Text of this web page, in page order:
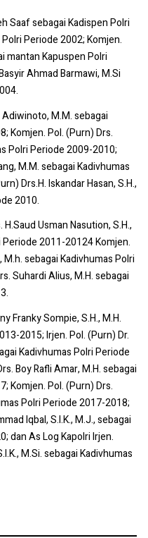
Saaf sebagai Kadispen Polri
Periode 2002; Komjen.
mantan Kapuspen Polri
Ahmad Barmawi, M.Si
M.M. sebagai
Komjen. Pol. (Purn) Drs.
Polri Periode 2009-2010;
M.M. sebagai Kadivhumas
Drs.H. Iskandar Hasan, S.H.,
2010.
Usman Nasution, S.H.,
Periode 2011-20124 Komjen.
sebagai Kadivhumas Polri
Suhardi Alius, M.H. sebagai
Franky Sompie, S.H., M.H.
2015; Irjen. Pol. (Purn) Dr.
Kadivhumas Polri Periode
Boy Rafli Amar, M.H. sebagai
Komjen. Pol. (Purn) Drs.
Polri Periode 2017-2018;
Iqbal, S.I.K., M.J., sebagai
dan As Log Kapolri Irjen.
M.Si. sebagai Kadivhumas